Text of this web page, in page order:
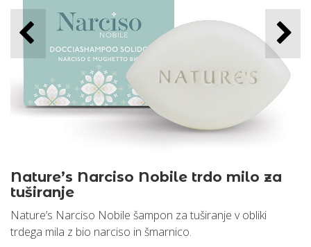
Nature’s Narciso Nobile trdo milo za
tuširanje
Nature’s Narciso Nobile šampon za tuširanje v obliki
trdega mila z bio narciso in šmarnico.